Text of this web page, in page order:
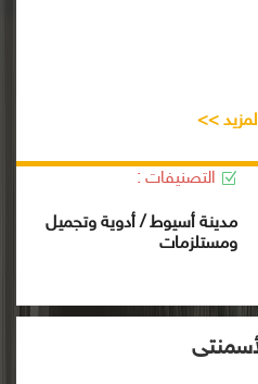
>>
التصنيفات :
مدينة أسيوط / أدوية وتجميل
ومستلزمات